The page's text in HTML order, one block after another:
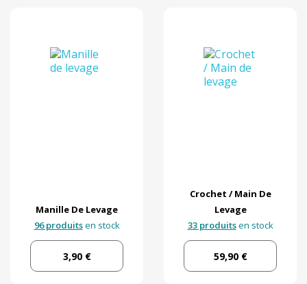
Manille De Levage
96 produitsen stock
3,90 €
Crochet / Main De
Levage
33 produitsen stock
59,90 €